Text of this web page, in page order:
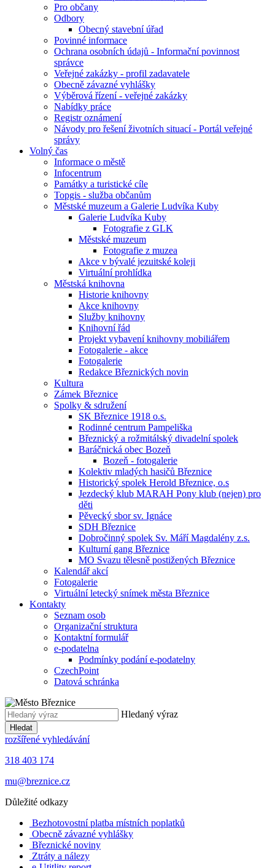
Pro občany
Odbory
Obecný stavební úřad
Povinné informace
Ochrana osobních údajů - Informační povinnost
správce
Veřejné zakázky - profil zadavatele
Obecně závazné vyhlášky
Výběrová řízení - veřejné zakázky
Nabídky práce
Registr oznámení
Návody pro řešení životních situací - Portál veřejné
správy
Volný čas
Informace o městě
Infocentrum
Památky a turistické cíle
Topgis - služba občanům
Městské muzeum a Galerie Ludvíka Kuby
Galerie Ludvíka Kuby
Fotografie z GLK
Městské muzeum
Fotografie z muzea
Akce v bývalé jezuitské koleji
Virtuální prohlídka
Městská knihovna
Historie knihovny
Akce knihovny
Služby knihovny
Knihovní řád
Projekt vybavení knihovny mobiliářem
Fotogalerie - akce
Fotogalerie
Redakce Březnických novin
Kultura
Zámek Březnice
Spolky & sdružení
SK Březnice 1918 o.s.
Rodinné centrum Pampeliška
Březnický a rožmitálský divadelní spolek
Baráčnická obec Bozeň
Bozeň - fotogalerie
Kolektiv mladých hasičů Březnice
Historický spolek Herold Březnice, o.s
Jezdecký klub MARAH Pony klub (nejen) pro
děti
Pěvecký sbor sv. Ignáce
SDH Březnice
Dobročinný spolek Sv. Máří Magdalény z.s.
Kulturní gang Březnice
MO Svazu tělesně postižených Březnice
Kalendář akcí
Fotogalerie
Virtuální letecký snímek města Březnice
Kontakty
Seznam osob
Organizační struktura
Kontaktní formulář
e-podatelna
Podmínky podání e-podatelny
CzechPoint
Datová schránka
Hledaný výraz
Hledat
rozšířené vyhledávání
318 403 174
mu@breznice.cz
Důležité odkazy
Bezhotovostní platba místních poplatků
Obecně závazné vyhlášky
Březnické noviny
Ztráty a nálezy